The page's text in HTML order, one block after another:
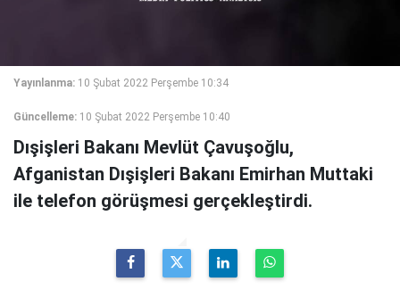
Yayınlanma: 10 Şubat 2022 Perşembe 10:34
Güncelleme: 10 Şubat 2022 Perşembe 10:40
Dışişleri Bakanı Mevlüt Çavuşoğlu,
Afganistan Dışişleri Bakanı Emirhan Muttaki
ile telefon görüşmesi gerçekleştirdi.